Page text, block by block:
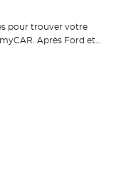
pour trouver votre
Après Ford et
offrir encore plus de